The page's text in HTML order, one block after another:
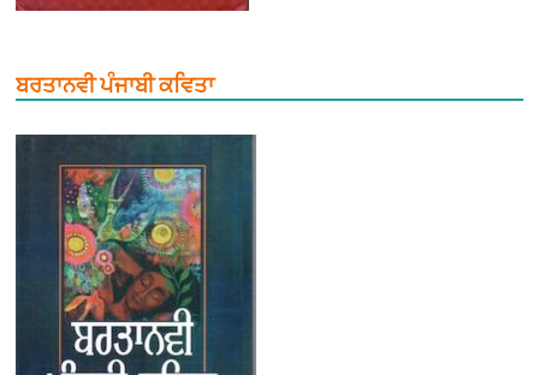
ਬਰਤਾਨਵੀ ਪੰਜਾਬੀ ਕਵਿਤਾ